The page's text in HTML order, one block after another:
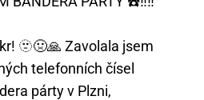
🫥🤢🙏 Zavolala jsem
telefonních čísel
párty v Plzni,